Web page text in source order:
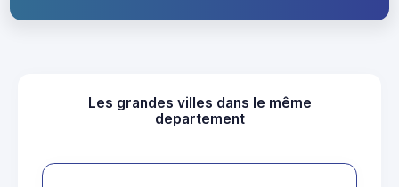
Les grandes villes dans le même
departement